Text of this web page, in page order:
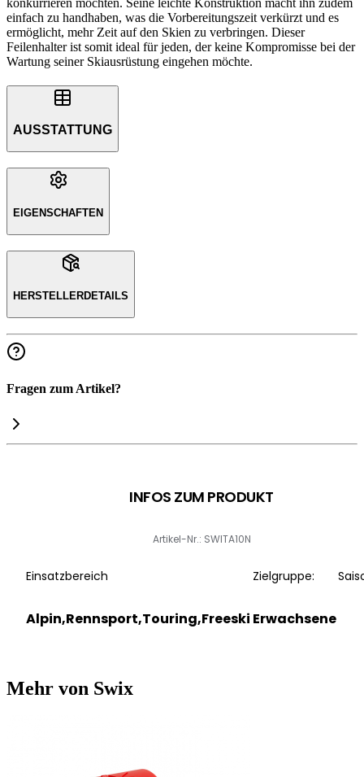
konkurrieren möchten. Seine leichte Konstruktion macht ihn zudem
einfach zu handhaben, was die Vorbereitungszeit verkürzt und es
ermöglicht, mehr Zeit auf den Skien zu verbringen. Dieser
Feilenhalter ist somit ideal für jeden, der keine Kompromisse bei der
Wartung seiner Skiausrüstung eingehen möchte.
AUSSTATTUNG
EIGENSCHAFTEN
HERSTELLERDETAILS
Fragen zum Artikel?
INFOS ZUM PRODUKT
Artikel-Nr.: SWITA10N
Einsatzbereich
Alpin,Rennsport,Touring,Freeski
Zielgruppe:
Erwachsene
Mehr von Swix